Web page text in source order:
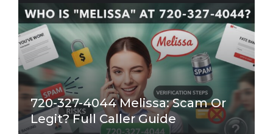
720-327-4044 Melissa: Scam Or
Legit? Full Caller Guide